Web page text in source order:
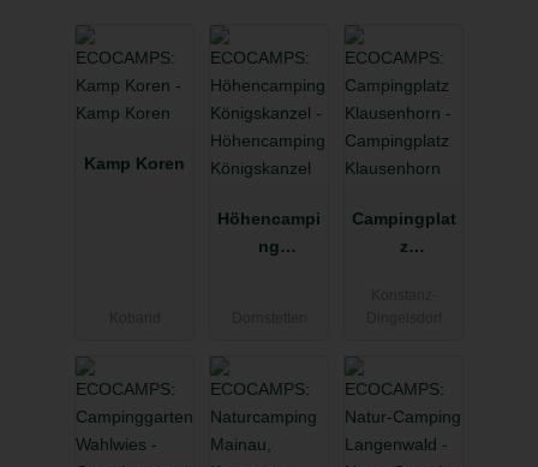
Kamp Koren
Höhencampi
ng
Campingplat
z